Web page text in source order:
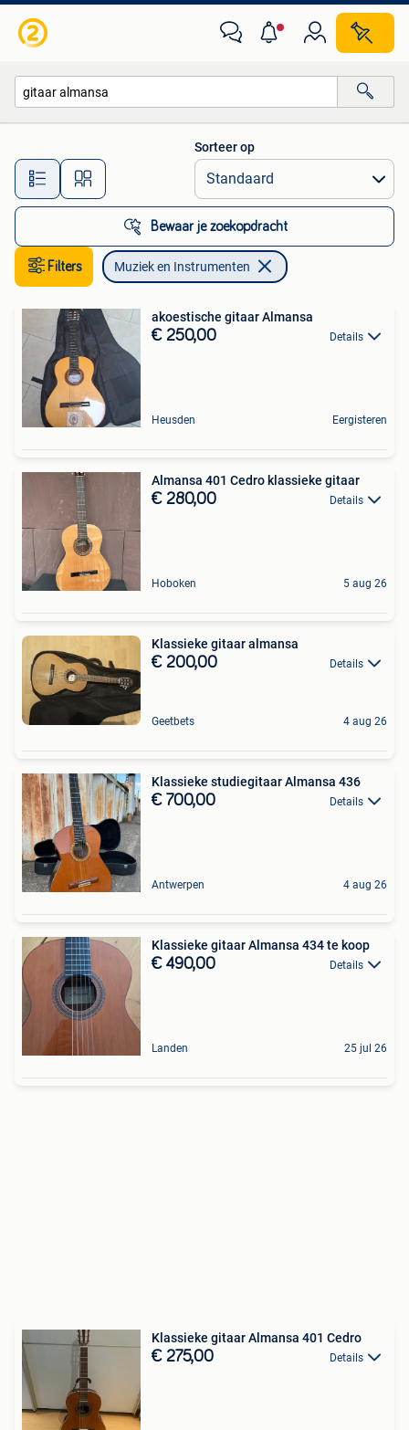
Alle afstanden…
Sorteer op
Bewaar je zoekopdracht
Filters Muziek en Instrumenten
akoestische gitaar Almansa
€ 250,00 Details
Heusden Eergisteren
Almansa 401 Cedro klassieke gitaar
€ 280,00 Details
Hoboken 5 aug 26
Klassieke gitaar almansa
€ 200,00 Details
Geetbets 4 aug 26
Klassieke studiegitaar Almansa 436
€ 700,00 Details
Antwerpen 4 aug 26
Klassieke gitaar Almansa 434 te koop
€ 490,00 Details
Landen 25 jul 26
Klassieke gitaar Almansa 401 Cedro
€ 275,00 Details